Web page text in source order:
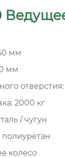
мм
мм
2000 кг
/ чугун
колесо